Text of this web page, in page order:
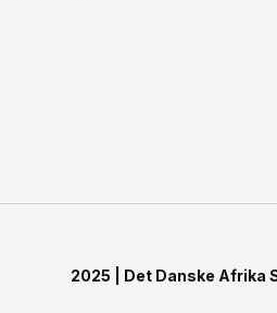
2025 | Det Danske Afrika